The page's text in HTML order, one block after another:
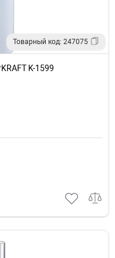
Товарный код: 247075
K-1599